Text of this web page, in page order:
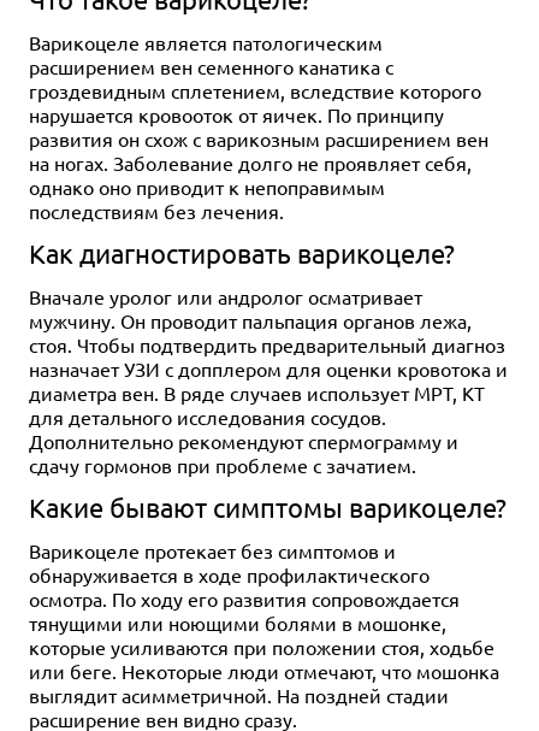
Варикоцеле является патологическим
расширением вен семенного канатика с
гроздевидным сплетением, вследствие которого
нарушается кровооток от яичек. По принципу
развития он схож с варикозным расширением вен
на ногах. Заболевание долго не проявляет себя,
однако оно приводит к непоправимым
последствиям без лечения.
Как диагностировать варикоцеле?
Вначале уролог или андролог осматривает
мужчину. Он проводит пальпация органов лежа,
стоя. Чтобы подтвердить предварительный диагноз
назначает УЗИ с допплером для оценки кровотока и
диаметра вен. В ряде случаев использует МРТ, КТ
для детального исследования сосудов.
Дополнительно рекомендуют спермограмму и
сдачу гормонов при проблеме с зачатием.
Какие бывают симптомы варикоцеле?
Варикоцеле протекает без симптомов и
обнаруживается в ходе профилактического
осмотра. По ходу его развития сопровождается
тянущими или ноющими болями в мошонке,
которые усиливаются при положении стоя, ходьбе
или беге. Некоторые люди отмечают, что мошонка
выглядит асимметричной. На поздней стадии
расширение вен видно сразу.